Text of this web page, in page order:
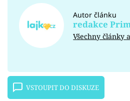
Autor článku
redakce
Všechny články
VSTOUPIT DO DISKUZE